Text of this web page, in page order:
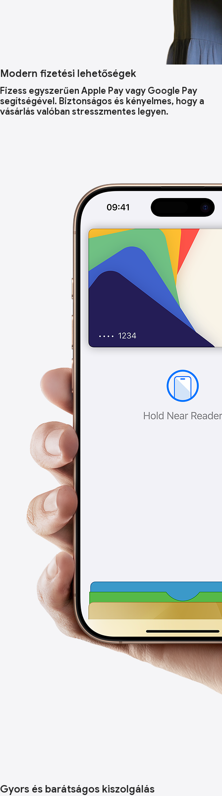
Modern fizetési lehetőségek
Fizess egyszerűen Apple Pay vagy Google Pay
segítségével. Biztonságos és kényelmes, hogy a
vásárlás valóban stresszmentes legyen.
Gyors és barátságos kiszolgálás